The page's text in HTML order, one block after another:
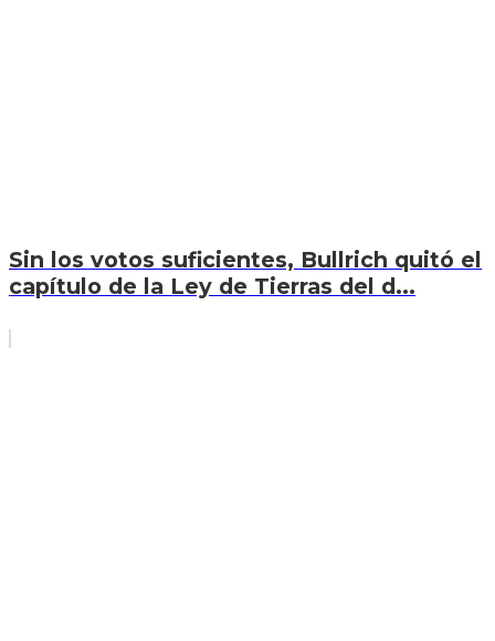
Sin los votos suficientes, Bullrich quitó el
capítulo de la Ley de Tierras del d...